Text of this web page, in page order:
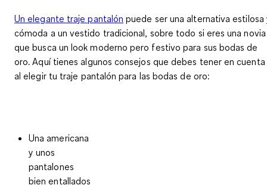
Un elegante traje pantalón puede ser unaalternativa estilosa
cómoda a un vestido tradicional, sobre todo si eres una novia
que busca unlook moderno pero festivo para sus bodas de
oro. Aquí tienes algunos consejos que debes tener en cuenta
al elegir tu traje pantalón para las bodas de oro:
Una americana
y unos
pantalones
bien entallados